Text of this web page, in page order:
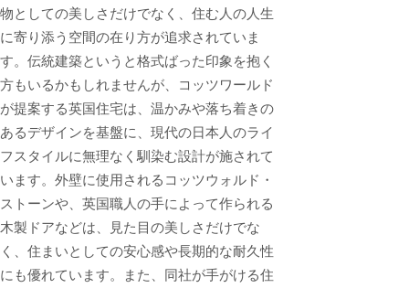
物としての美しさだけでなく、住む人の人生
に寄り添う空間の在り方が追求されていま
す。伝統建築というと格式ばった印象を抱く
方もいるかもしれませんが、コッツワールド
が提案する英国住宅は、温かみや落ち着きの
あるデザインを基盤に、現代の日本人のライ
フスタイルに無理なく馴染む設計が施されて
います。外壁に使用されるコッツウォルド・
ストーンや、英国職人の手によって作られる
木製ドアなどは、見た目の美しさだけでな
く、住まいとしての安心感や長期的な耐久性
にも優れています。また、同社が手がける住